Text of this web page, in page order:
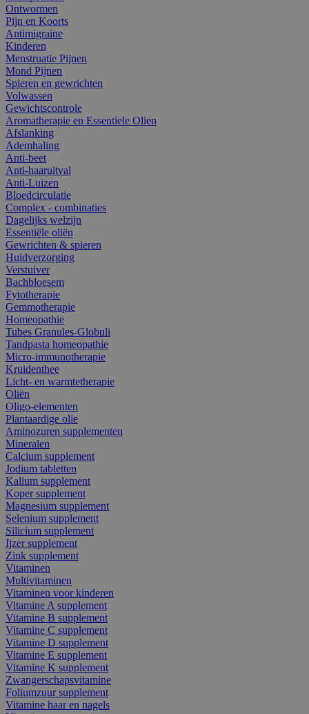
Ontwormen
Pijn en Koorts
Antimigraine
Kinderen
Menstruatie Pijnen
Mond Pijnen
Spieren en gewrichten
Volwassen
Gewichtscontrole
Aromatherapie en Essentiele Olien
Afslanking
Ademhaling
Anti-beet
Anti-haaruitval
Anti-Luizen
Bloedcirculatie
Complex - combinaties
Dagelijks welzijn
Essentiële oliën
Gewrichten & spieren
Huidverzorging
Verstuiver
Bachbloesem
Fytotherapie
Gemmotherapie
Homeopathie
Tubes Granules-Globuli
Tandpasta homeopathie
Micro-immunotherapie
Kruidenthee
Licht- en warmtetherapie
Oliën
Oligo-elementen
Plantaardige olie
Aminozuren supplementen
Mineralen
Calcium supplement
Jodium tabletten
Kalium supplement
Koper supplement
Magnesium supplement
Selenium supplement
Silicium supplement
Ijzer supplement
Zink supplement
Vitaminen
Multivitaminen
Vitaminen voor kinderen
Vitamine A supplement
Vitamine B supplement
Vitamine C supplement
Vitamine D supplement
Vitamine E supplement
Vitamine K supplement
Zwangerschapsvitamine
Foliumzuur supplement
Vitamine haar en nagels